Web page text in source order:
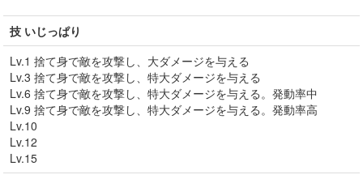
技 いじっぱり
Lv.1 捨て身で敵を攻撃し、大ダメージを与える
Lv.3 捨て身で敵を攻撃し、特大ダメージを与える
Lv.6 捨て身で敵を攻撃し、特大ダメージを与える。発動率中
Lv.9 捨て身で敵を攻撃し、特大ダメージを与える。発動率高
Lv.10
Lv.12
Lv.15